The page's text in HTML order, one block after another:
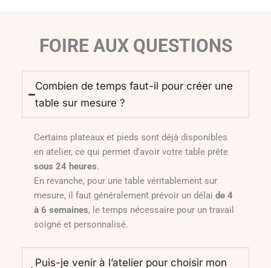
FOIRE AUX QUESTIONS
Combien de temps faut-il pour créer une
table sur mesure ?
Certains plateaux et pieds sont déjà disponibles
en atelier, ce qui permet d’avoir votre table prête
sous 24 heures.
En revanche, pour une table véritablement sur
mesure, il faut généralement prévoir un délai de 4
à 6 semaines, le temps nécessaire pour un travail
soigné et personnalisé.
Puis-je venir à l’atelier pour choisir mon